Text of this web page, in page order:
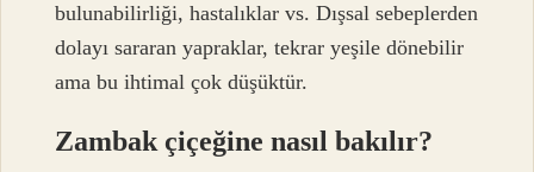
bulunabilirliği, hastalıklar vs. Dışsal sebeplerden
dolayı sararan yapraklar, tekrar yeşile dönebilir
ama bu ihtimal çok düşüktür.
Zambak çiçeğine nasıl bakılır?